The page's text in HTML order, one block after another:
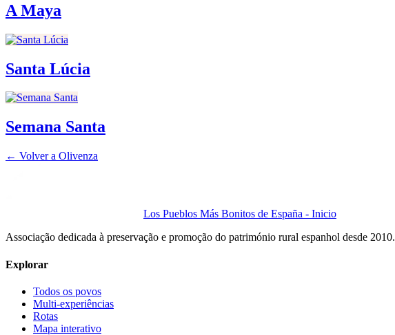
A Maya
Santa Lúcia
Semana Santa
← Volver a Olivenza
Los Pueblos Más Bonitos de España - Inicio
Associação dedicada à preservação e promoção do património rural espanhol desde 2010.
Explorar
Todos os povos
Multi-experiências
Rotas
Mapa interativo